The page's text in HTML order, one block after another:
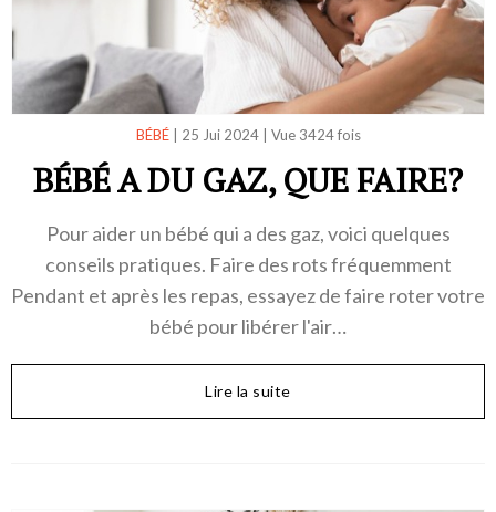
BÉBÉ| 25 Jui 2024| Vue 3424 fois
BÉBÉ A DU GAZ, QUE FAIRE?
Pour aider un bébé qui a des gaz, voici quelques
conseils pratiques. Faire des rots fréquemment
Pendant et après les repas, essayez de faire roter votre
bébé pour libérer l'air…
Lire la suite